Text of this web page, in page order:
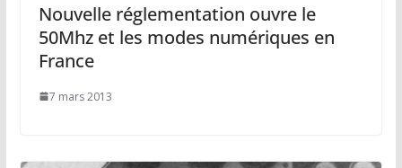
Nouvelle réglementation ouvre le
50Mhz et les modes numériques en
France
7 mars 2013